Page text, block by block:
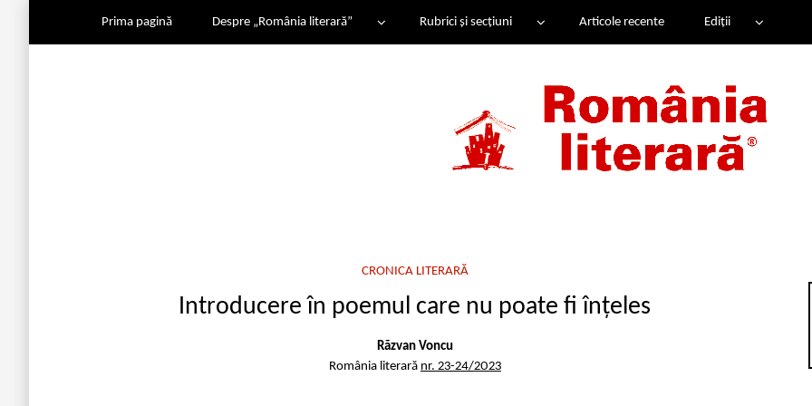
Prima pagină Despre „România literară” Rubrici și secțiuni Articole recente Ediții
CRONICA LITERARĂ
Introducere în poemul care nu poate fi înțeles
Răzvan Voncu
România literară nr. 23-24/2023